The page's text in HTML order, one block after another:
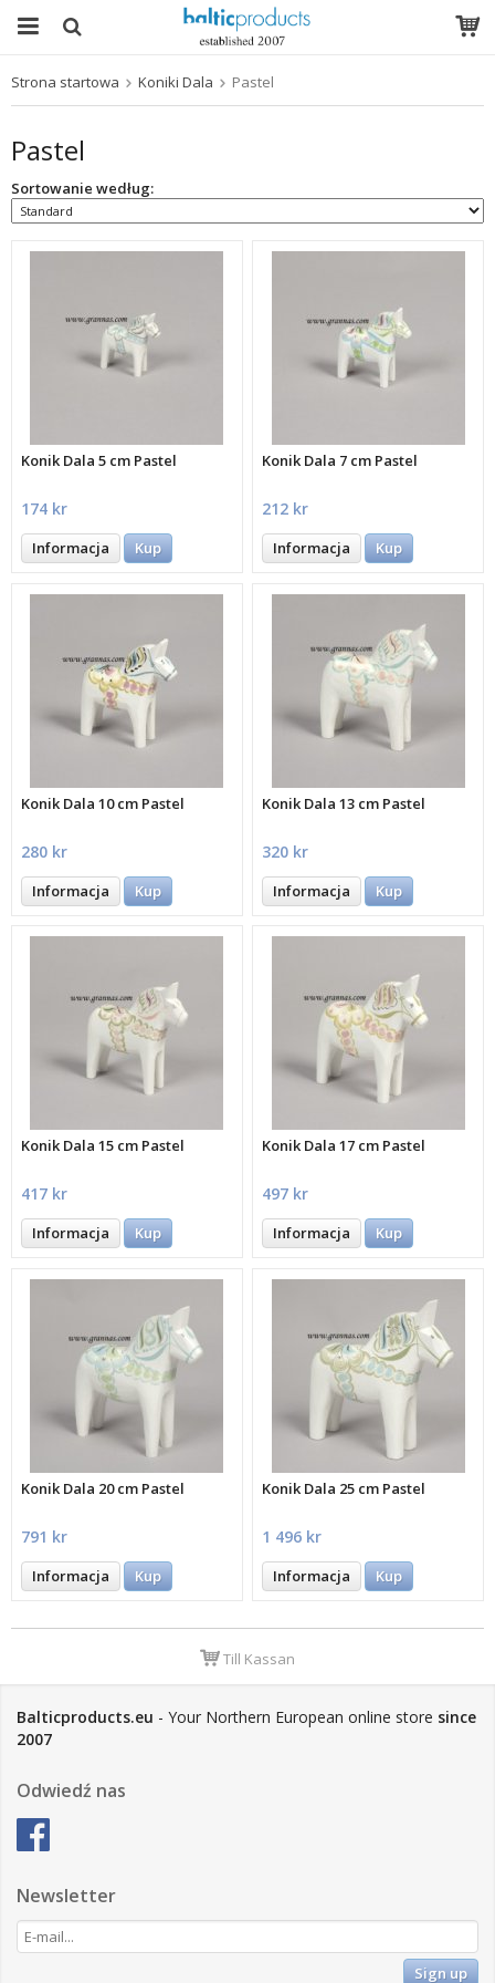
Strona startowa Koniki Dala Pastel
Pastel
Sortowanie według:
Konik Dala 5 cm Pastel
174 kr
Informacja Kup
Konik Dala 7 cm Pastel
212 kr
Informacja Kup
Konik Dala 10 cm Pastel
280 kr
Informacja Kup
Konik Dala 13 cm Pastel
320 kr
Informacja Kup
Konik Dala 15 cm Pastel
417 kr
Informacja Kup
Konik Dala 17 cm Pastel
497 kr
Informacja Kup
Konik Dala 20 cm Pastel
791 kr
Informacja Kup
Konik Dala 25 cm Pastel
1 496 kr
Informacja Kup
Till Kassan
Balticproducts.eu - Your Northern European online store since
2007
Odwiedź nas
Newsletter
Sign up